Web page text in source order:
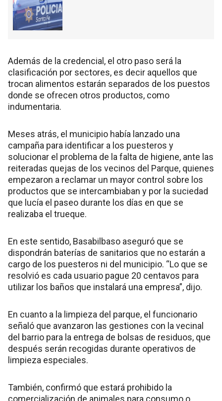
Además de la credencial, el otro paso será la
clasificación por sectores, es decir aquellos que
trocan alimentos estarán separados de los puestos
donde se ofrecen otros productos, como
indumentaria.
Meses atrás, el municipio había lanzado una
campaña para identificar a los puesteros y
solucionar el problema de la falta de higiene, ante las
reiteradas quejas de los vecinos del Parque, quienes
empezaron a reclamar un mayor control sobre los
productos que se intercambiaban y por la suciedad
que lucía el paseo durante los días en que se
realizaba el trueque.
En este sentido, Basabilbaso aseguró que se
dispondrán baterías de sanitarios que no estarán a
cargo de los puesteros ni del municipio. “Lo que se
resolvió es cada usuario pague 20 centavos para
utilizar los baños que instalará una empresa”, dijo.
En cuanto a la limpieza del parque, el funcionario
señaló que avanzaron las gestiones con la vecinal
del barrio para la entrega de bolsas de residuos, que
después serán recogidas durante operativos de
limpieza especiales.
También, confirmó que estará prohibido la
comercialización de animales para consumo o